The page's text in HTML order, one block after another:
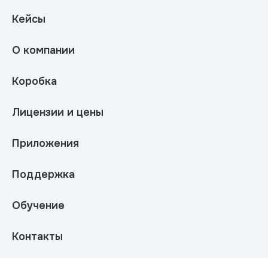
Кейсы
О компании
Коробка
Лицензии и цены
Приложения
Поддержка
Обучение
Контакты